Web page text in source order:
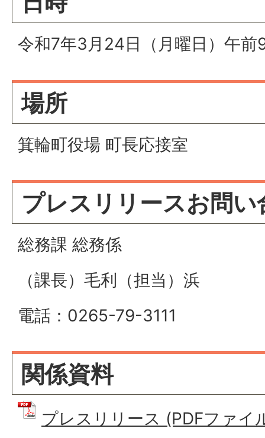
令和7年3月24日（月曜日）午前
場所
箕輪町役場 町長応接室
プレスリリースお問い
総務課 総務係
（課長）毛利（担当）浜
電話：0265-79-3111
関係資料
プレスリリース (PDFファイ